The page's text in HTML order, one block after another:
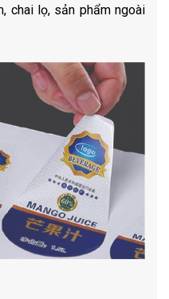
chai lọ, sản phẩm ngoài